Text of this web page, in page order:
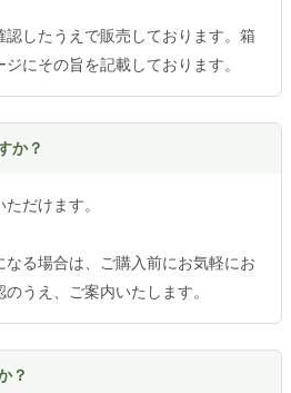
したうえで販売しております。箱
にその旨を記載しております。
か？
だけます。
る場合は、ご購入前にお気軽にお
うえ、ご案内いたします。
？